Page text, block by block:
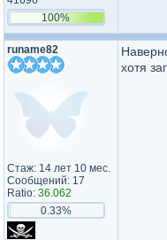
100%
runame82
Стаж: 14 лет 10 мес.
Сообщений: 17
Ratio: 36.062
0.33%
хотя